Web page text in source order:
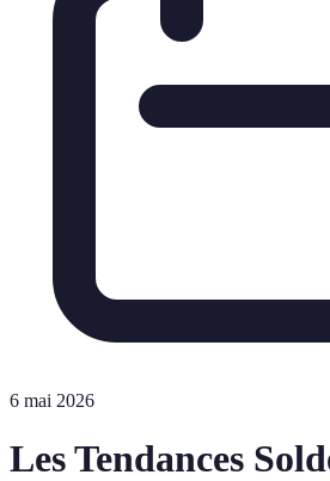
6 mai 2026
Les Tendances